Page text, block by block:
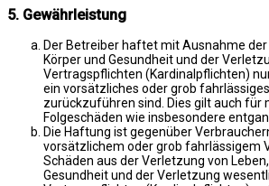
5. Gewährleistung
Der Betreiber haftet mit Ausnahme
Körper und Gesundheit und der
Vertragspflichten (Kardinalpflichten)
ein vorsätzliches oder grob
zurückzuführen sind. Dies gilt auch für
Folgeschäden wie insbesondere
Die Haftung ist gegenüber
vorsätzlichem oder grob fahrlässigem
Schäden aus der Verletzung von
Gesundheit und der Verletzung